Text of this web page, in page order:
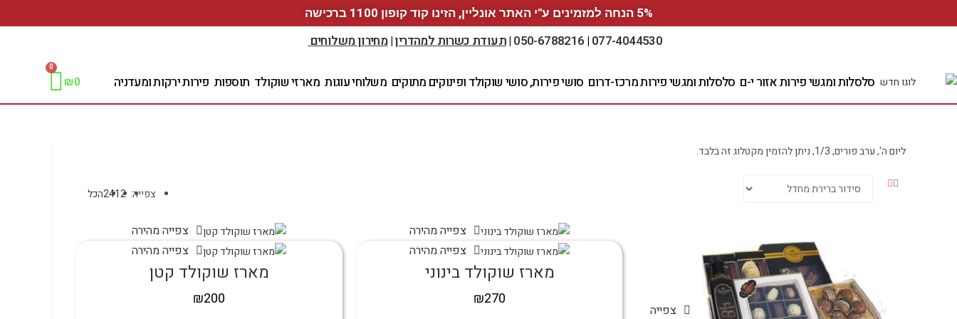
5% הנחה למזמינים ע"י האתר אונליין, הזינו קוד קופון 1100 ברכישה
077-4044530
|
050-6788216
|תעודת כשרות למהדרין|מחירון משלוחים
סלסלות ומגשי פירות אזור י-ם סלסלות ומגשי פירות מרכז-דרום סושי פירות, סושי שוקולד ופינוקים מתוקים משלוחי עוגות מארזי שוקולד תוספות פירות ירקות ומעדניה ₪0
0
ליום ה', ערב פורים, 1/3, ניתן להזמין מקטלוג זה בלבד.
צפייה: 12
24הכל
צפייה
צפייה מהירה
צפייה מהירה
מארז שוקולד בינוני
₪270
צפייה מהירה
צפייה מהירה
מארז שוקולד קטן
₪200